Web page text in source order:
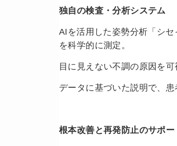
独自の検査・分析システム
AIを活用した姿勢分析「シ
を科学的に測定。
目に見えない不調の原因を
データに基づいた説明で、
根本改善と再発防止のサポー